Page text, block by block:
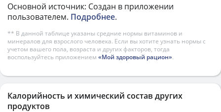
Основной источник: Создан в приложении
пользователем. Подробнее.
** В данной таблице указаны средние нормы витаминов и
минералов для взрослого человека. Если вы хотите узнать нормы с
учетом вашего пола, возраста и других факторов, тогда
воспользуйтесь приложением «Мой здоровый рацион».
Калорийность и химический состав других
продуктов